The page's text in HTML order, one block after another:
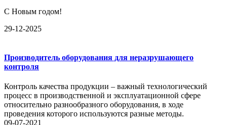
С Новым годом!
29-12-2025
Производитель оборудования для неразрушающего
контроля
Контроль качества продукции – важный технологический
процесс в производственной и эксплуатационной сфере
относительно разнообразного оборудования, в ходе
проведения которого используются разные методы.
09-07-2021